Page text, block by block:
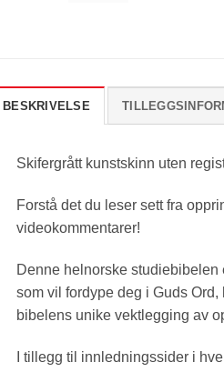
BESKRIVELSE
Skifergrått kunstskinn uten
Forstå det du leser sett fra
videokommentarer!
Denne helnorske
som vil fordype deg i Guds
bibelens unike vektlegging av
I tillegg til innledningssider i